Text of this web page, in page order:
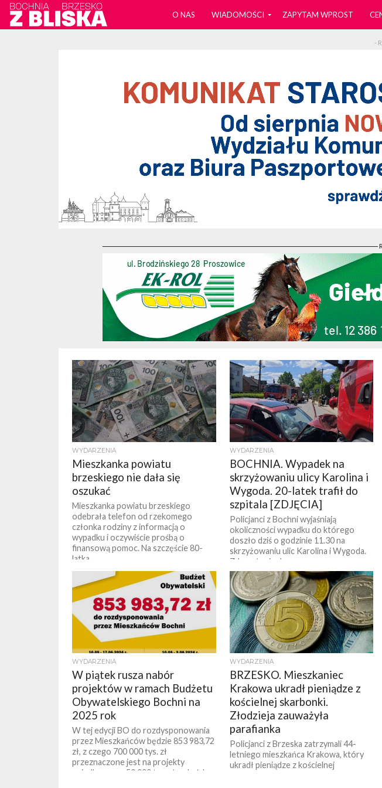
O NAS WIADOMOŚCI ZAPYTAM WPROST
-
-
WYDARZENIA
Mieszkanka powiatu
brzeskiego nie dała się
oszukać
Mieszkanka powiatu brzeskiego
odebrała telefon od rzekomego
członka rodziny z informacją o
wypadku i oczywiście prośbą o
finansową pomoc. Na szczęście 80-
latka...
WYDARZENIA
BOCHNIA. Wypadek na
skrzyżowaniu ulicy Karolina i
Wygoda. 20-latek trafił do
szpitala [ZDJĘCIA]
Policjanci z Bochni wyjaśniają
okoliczności wypadku do którego
doszło dziś o godzinie 11.30 na
skrzyżowaniu ulic Karolina i Wygoda.
Zderzyły się dwa...
WYDARZENIA
W piątek rusza nabór
projektów w ramach Budżetu
Obywatelskiego Bochni na
2025 rok
W tej edycji BO do rozdysponowania
przez Mieszkańców będzie 853 983,72
zł, z czego 700 000 tys. zł
przeznaczone jest na projekty
osiedlowe, po 50 000 tys. zł na każde...
WYDARZENIA
BRZESKO. Mieszkaniec
Krakowa ukradł pieniądze z
kościelnej skarbonki.
Złodzieja zauważyła
parafianka
Policjanci z Brzeska zatrzymali 44-
letniego mieszkańca Krakowa, który
ukradł pieniądze z kościelnej